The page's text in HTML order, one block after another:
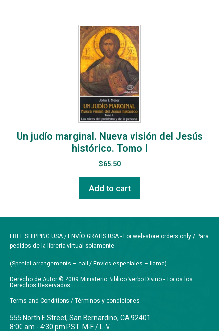
Un judío marginal. Nueva visión del Jesús
histórico. Tomo I
$65.50
Add to cart
FREE SHIPPING USA / ENVÍO GRATIS USA - For web-store orders only / Para
pedidos de la librería virtual solamente
(Special arrangements – call / Envíos especiales – llama)
Derecho de Autor © 2009 Ministerio Biblico Verbo Divino - Todos los
Derechos Reservados
Terms and Conditions / Términos y condiciones
555 North E Street, San Bernardino, CA 92401
8:00 am - 4:30 pm PST. M-F / L-V